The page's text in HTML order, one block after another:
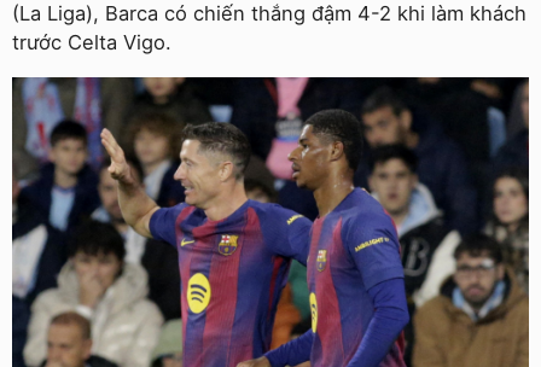
(La Liga), Barca có chiến thắng đậm 4-2 khi làm khách
trước Celta Vigo.